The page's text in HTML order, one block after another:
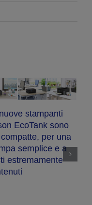
stampanti
EcoTank sono
per una
semplice e a
estremamente